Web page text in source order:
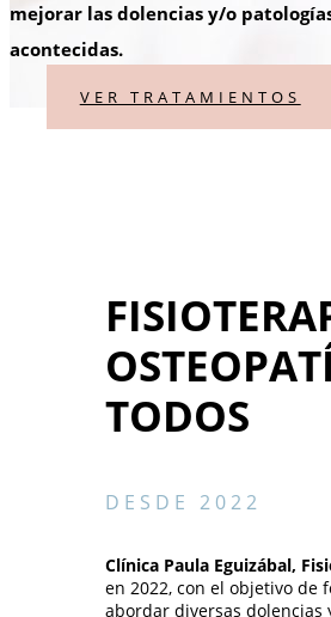
mejorar las dolencias y/o
acontecidas.
VER TRATAMIENTOS
TODOS
DESDE 2022
Clínica Paula Eguizábal,
en 2022, con el objetivo
abordar diversas